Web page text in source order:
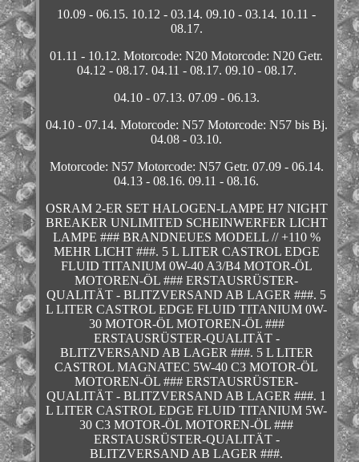
10.09 - 06.15. 10.12 - 03.14. 09.10 - 03.14. 10.11 -
08.17.
01.11 - 10.12. Motorcode: N20 Motorcode: N20 Getr.
04.12 - 08.17. 04.11 - 08.17. 09.10 - 08.17.
04.10 - 07.13. 07.09 - 06.13.
04.10 - 07.14. Motorcode: N57 Motorcode: N57 bis Bj.
04.08 - 03.10.
Motorcode: N57 Motorcode: N57 Getr. 07.09 - 06.14.
04.13 - 08.16. 09.11 - 08.16.
OSRAM 2-ER SET HALOGEN-LAMPE H7 NIGHT
BREAKER UNLIMITED SCHEINWERFER LICHT
LAMPE ### BRANDNEUES MODELL // +110 %
MEHR LICHT ###. 5 L LITER CASTROL EDGE
FLUID TITANIUM 0W-40 A3/B4 MOTOR-ÖL
MOTOREN-ÖL ### ERSTAUSRÜSTER-
QUALITÄT - BLITZVERSAND AB LAGER ###. 5
L LITER CASTROL EDGE FLUID TITANIUM 0W-
30 MOTOR-ÖL MOTOREN-ÖL ###
ERSTAUSRÜSTER-QUALITÄT -
BLITZVERSAND AB LAGER ###. 5 L LITER
CASTROL MAGNATEC 5W-40 C3 MOTOR-ÖL
MOTOREN-ÖL ### ERSTAUSRÜSTER-
QUALITÄT - BLITZVERSAND AB LAGER ###. 1
L LITER CASTROL EDGE FLUID TITANIUM 5W-
30 C3 MOTOR-ÖL MOTOREN-ÖL ###
ERSTAUSRÜSTER-QUALITÄT -
BLITZVERSAND AB LAGER ###.